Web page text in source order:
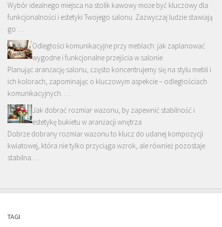
Wybór idealnego miejsca na stolik kawowy może być kluczowy dla
funkcjonalności i estetyki Twojego salonu. Zazwyczaj ludzie stawiają
go …
Odległości komunikacyjne przy meblach: jak zaplanować
wygodne i funkcjonalne przejścia w salonie
Planując aranżację salonu, często koncentrujemy się na stylu mebli i
ich kolorach, zapominając o kluczowym aspekcie – odległościach
komunikacyjnych. …
Jak dobrać rozmiar wazonu, by zapewnić stabilność i
estetykę bukietu w aranżacji wnętrza
Dobrze dobrany rozmiar wazonu to klucz do udanej kompozycji
kwiatowej, która nie tylko przyciąga wzrok, ale również pozostaje
stabilna. …
TAGI